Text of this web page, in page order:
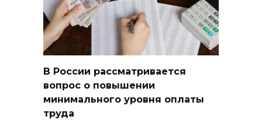
В России рассматривается
вопрос о повышении
минимального уровня оплаты
труда